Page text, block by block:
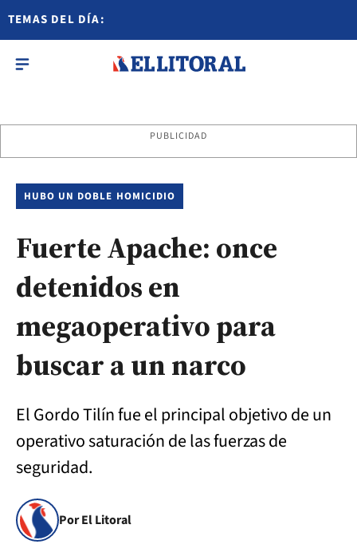
TEMAS DEL DÍA:
PUBLICIDAD
HUBO UN DOBLE HOMICIDIO
Fuerte Apache: once
detenidos en
megaoperativo para
buscar a un narco
El Gordo Tilín fue el principal objetivo de un
operativo saturación de las fuerzas de
seguridad.
Por El Litoral